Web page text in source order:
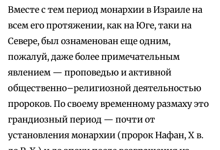
Вместе с тем период монархии в Израиле на
всем его протяжении, как на Юге, таки на
Севере, был ознаменован еще одним,
пожалуй, даже более примечательным
явлением — проповедью и активной
общественно–религиозной деятельностью
пророков. По своему временному размаху это
грандиозный период — почти от
установления монархии (пророк Нафан, X в.